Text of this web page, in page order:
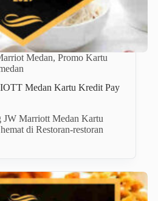
Medan, Promo Kartu
Medan Kartu Kredit Pay
Marriott Medan Kartu
di Restoran-restoran